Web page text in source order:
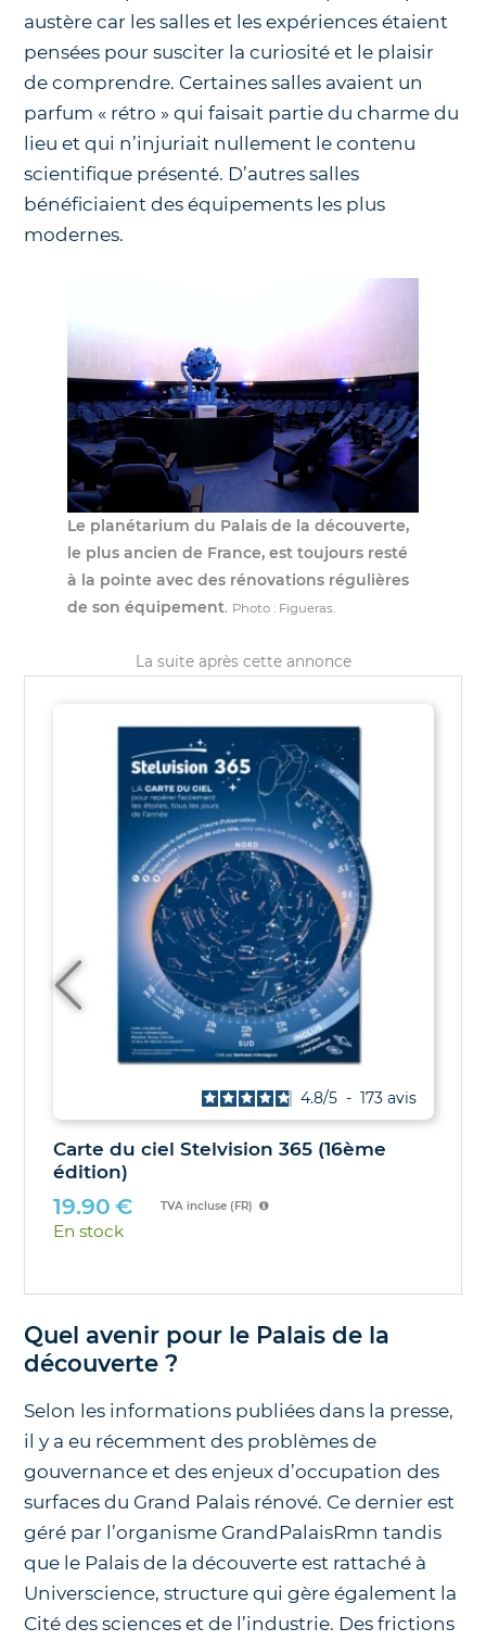
austère car les salles et les expériences étaient
pensées pour susciter la curiosité et le plaisir
de comprendre. Certaines salles avaient un
parfum « rétro » qui faisait partie du charme du
lieu et qui n’injuriait nullement le contenu
scientifique présenté. D’autres salles
bénéficiaient des équipements les plus
modernes.
Le planétarium du Palais de la découverte,
le plus ancien de France, est toujours resté
à la pointe avec des rénovations régulières
de son équipement. Photo : Figueras.
La suite après cette annonce
Les Soleils noirs de 2026 et 2027 – Le
guide des éclipses des 12 août 2026 et
2 août 2027
4.9/5 - 38 avis
21.00€
Quel avenir pour le Palais de la
découverte ?
Selon les informations publiées dans la presse,
il y a eu récemment des problèmes de
gouvernance et des enjeux d’occupation des
surfaces du Grand Palais rénové. Ce dernier est
géré par l’organisme GrandPalaisRmn tandis
que le Palais de la découverte est rattaché à
Universcience, structure qui gère également la
Cité des sciences et de l’industrie. Des frictions